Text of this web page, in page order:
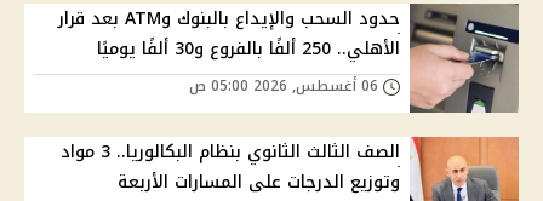
حدود السحب والإيداع بالبنوك وATM بعد قرار
الأهلي.. 250 ألفًا بالفروع و30 ألفًا يوميًا
الصف الثالث الثانوي بنظام البكالوريا.. 3 مواد
وتوزيع الدرجات على المسارات الأربعة